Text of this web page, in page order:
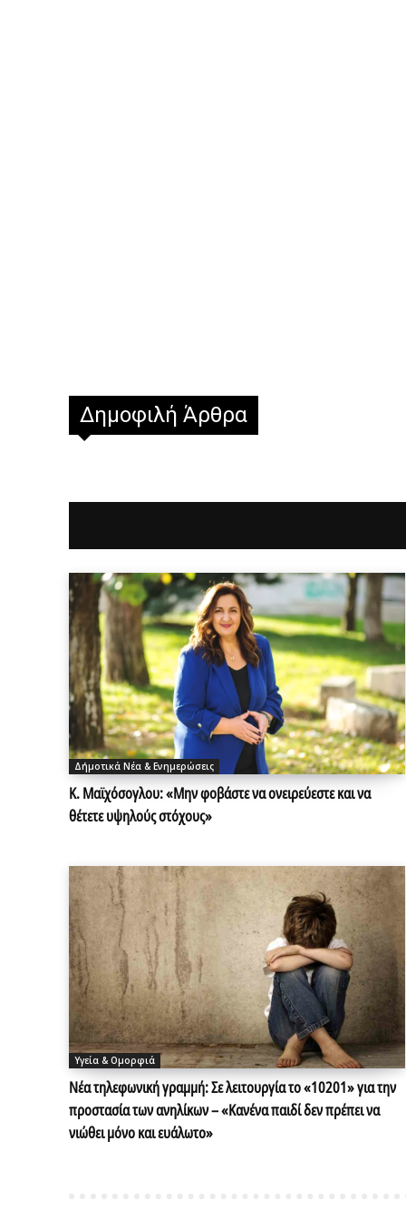
Δημοφιλή Άρθρα
Δήμοτικά Νέα & Ενημερώσεις
Κ. Μαϊχόσογλου: «Μην φοβάστε να ονειρεύεστε και να
θέτετε υψηλούς στόχους»
Υγεία & Ομορφιά
Νέα τηλεφωνική γραμμή: Σε λειτουργία το «10201» για την
προστασία των ανηλίκων – «Κανένα παιδί δεν πρέπει να
νιώθει μόνο και ευάλωτο»